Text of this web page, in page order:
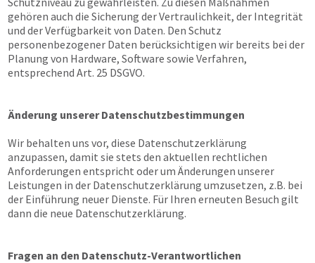
gehören auch die Sicherung der Vertraulichkeit, der Integrität
und der Verfügbarkeit von Daten. Den Schutz
personenbezogener Daten berücksichtigen wir bereits bei der
Planung von Hardware, Software sowie Verfahren,
entsprechend Art. 25 DSGVO.
Änderung unserer Datenschutzbestimmungen
Wir behalten uns vor, diese Datenschutzerklärung
anzupassen, damit sie stets den aktuellen rechtlichen
Anforderungen entspricht oder um Änderungen unserer
Leistungen in der Datenschutzerklärung umzusetzen, z.B. bei
der Einführung neuer Dienste. Für Ihren erneuten Besuch gilt
dann die neue Datenschutzerklärung.
Fragen an den Datenschutz-Verantwortlichen